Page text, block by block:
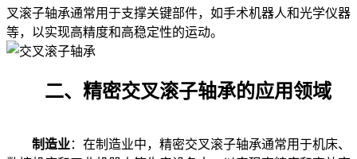
叉滚子轴承通常用于支撑关键部件，如手术机器人和光学仪器
等，以实现高精度和高稳定性的运动。
二、精密交叉滚子轴承的应用领域
制造业：在制造业中，精密交叉滚子轴承通常用于机床、